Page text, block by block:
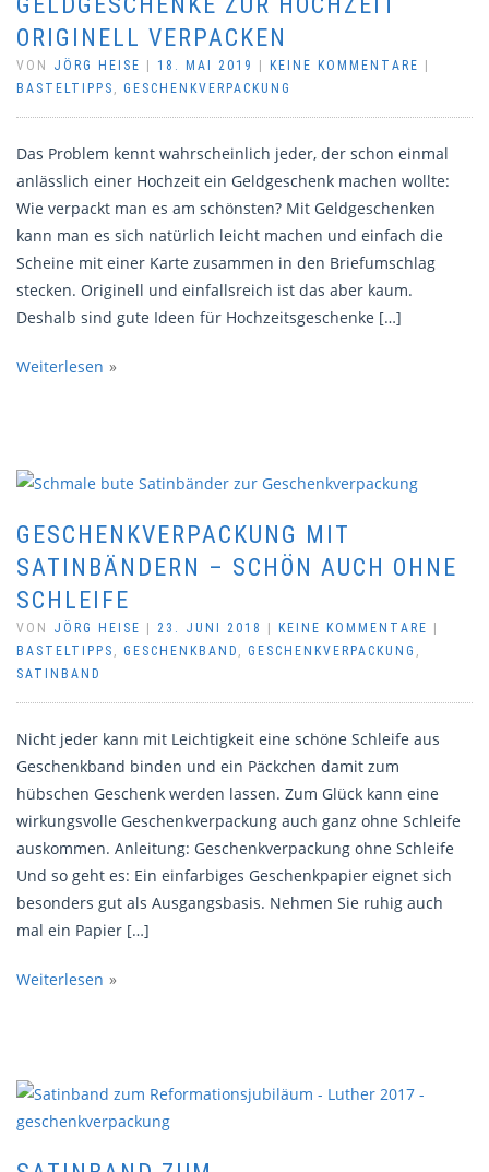
ORIGINELL VERPACKEN
VON JÖRG HEISE 18. MAI 2019 KEINE KOMMENTARE
BASTELTIPPS , GESCHENKVERPACKUNG
Das Problem kennt wahrscheinlich jeder, der schon einmal
anlässlich einer Hochzeit ein Geldgeschenk machen wollte:
Wie verpackt man es am schönsten? Mit Geldgeschenken
kann man es sich natürlich leicht machen und einfach die
Scheine mit einer Karte zusammen in den Briefumschlag
stecken. Originell und einfallsreich ist das aber kaum.
Deshalb sind gute Ideen für Hochzeitsgeschenke […]
Weiterlesen
GESCHENKVERPACKUNG MIT
SATINBÄNDERN – SCHÖN AUCH OHNE
SCHLEIFE
VON JÖRG HEISE | 23. JUNI 2018 | KEINE KOMMENTARE |
BASTELTIPPS
GESCHENKBAND GESCHENKVERPACKUNG
SATINBAND
Nicht jeder kann mit Leichtigkeit eine schöne Schleife aus
Geschenkband binden und ein Päckchen damit zum
hübschen Geschenk werden lassen. Zum Glück kann eine
wirkungsvolle Geschenkverpackung auch ganz ohne Schleife
auskommen. Anleitung: Geschenkverpackung ohne Schleife
Und so geht es: Ein einfarbiges Geschenkpapier eignet sich
besonders gut als Ausgangsbasis. Nehmen Sie ruhig auch
mal ein Papier […]
Weiterlesen